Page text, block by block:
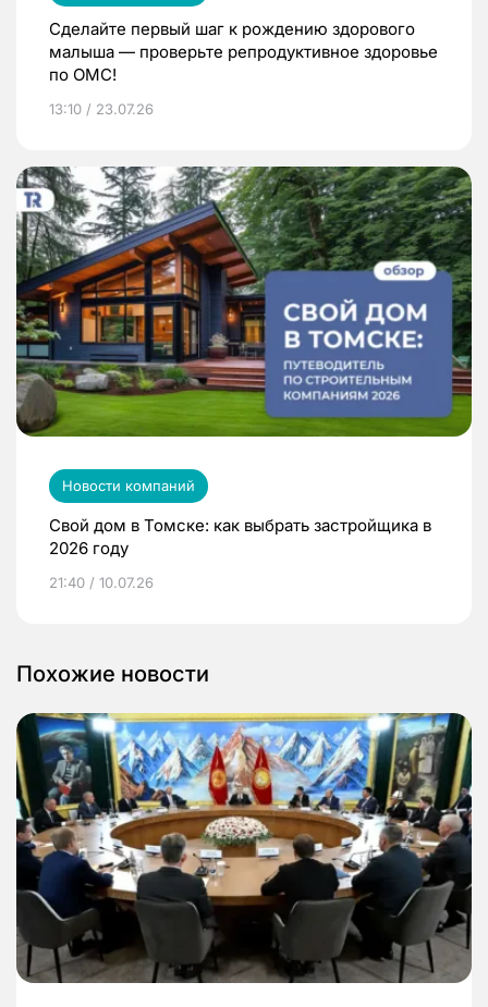
Сделайте первый шаг к рождению здорового
малыша — проверьте репродуктивное здоровье
по ОМС!
13:10 / 23.07.26
Новости компаний
Свой дом в Томске: как выбрать застройщика в
2026 году
21:40 / 10.07.26
Похожие новости